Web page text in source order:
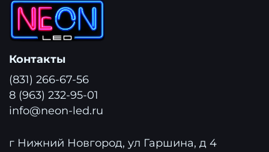
Контакты
(831) 266-67-56
8 (963) 232-95-01
info@neon-led.ru
г Нижний Новгород, ул Гаршина, д 4